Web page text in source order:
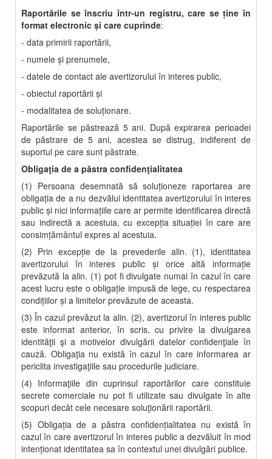
Raportările se înscriu într-un registru, care se ține în
format electronic și care cuprinde:
- data primirii raportării,
- numele şi prenumele,
- datele de contact ale avertizorului în interes public,
- obiectul raportării şi
- modalitatea de soluţionare.
Raportările se păstrează 5 ani. După expirarea perioadei
de păstrare de 5 ani, acestea se distrug, indiferent de
suportul pe care sunt păstrate.
Obligaţia de a păstra confidenţialitatea
(1) Persoana desemnată să soluţioneze raportarea are
obligaţia de a nu dezvălui identitatea avertizorului în interes
public şi nici informaţiile care ar permite identificarea directă
sau indirectă a acestuia, cu excepţia situaţiei în care are
consimţământul expres al acestuia.
(2) Prin excepţie de la prevederile alin. (1), identitatea
avertizorului în interes public şi orice altă informaţie
prevăzută la alin. (1) pot fi divulgate numai în cazul în care
acest lucru este o obligaţie impusă de lege, cu respectarea
condiţiilor şi a limitelor prevăzute de aceasta.
(3) În cazul prevăzut la alin. (2), avertizorul în interes public
este informat anterior, în scris, cu privire la divulgarea
identităţii şi a motivelor divulgării datelor confidenţiale în
cauză. Obligaţia nu există în cazul în care informarea ar
periclita investigaţiile sau procedurile judiciare.
(4) Informaţiile din cuprinsul raportărilor care constituie
secrete comerciale nu pot fi utilizate sau divulgate în alte
scopuri decât cele necesare soluţionării raportării.
(5) Obligaţia de a păstra confidenţialitatea nu există în
cazul în care avertizorul în interes public a dezvăluit în mod
intenţionat identitatea sa în contextul unei divulgări publice.